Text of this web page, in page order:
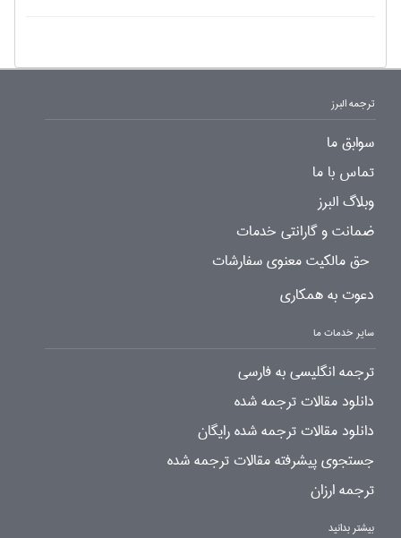
ترجمه البرز
سوابق ما
تماس با ما
وبلاگ البرز
ضمانت و گارانتی خدمات
حق مالکیت معنوی سفارشات
دعوت به همکاری
سایر خدمات ما
ترجمه انگلیسی به فارسی
دانلود مقالات ترجمه شده
دانلود مقالات ترجمه شده رایگان
جستجوی پیشرفته مقالات ترجمه شده
ترجمه ارزان
بیشتر بدانید